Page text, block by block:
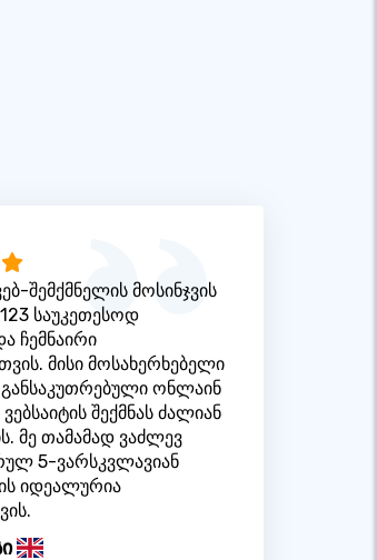
შემქმნელის მოსინჯვის
საუკეთესოდ
ჩემნაირი
მისი მოსახერხებელი
ონლაინ
შექმნას ძალიან
მე თამამად ვაძლევ
5-ვარსკვლავიან
იდეალურია